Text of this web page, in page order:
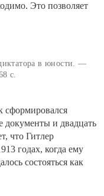
Это позволяет
в юности. —
с.
сформировался
документы и двадцать
что Гитлер
годах, когда ему
состояться как